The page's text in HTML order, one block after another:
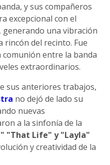
y sus compañeros
excepcional con el
, generando una vibración
rincón del recinto. Fue
comunión entre la banda
extraordinarios.
sus anteriores trabajos,
no dejó de lado su
nuevas
a la sinfonía de la
"That Life" y "Layla"
y creatividad de la